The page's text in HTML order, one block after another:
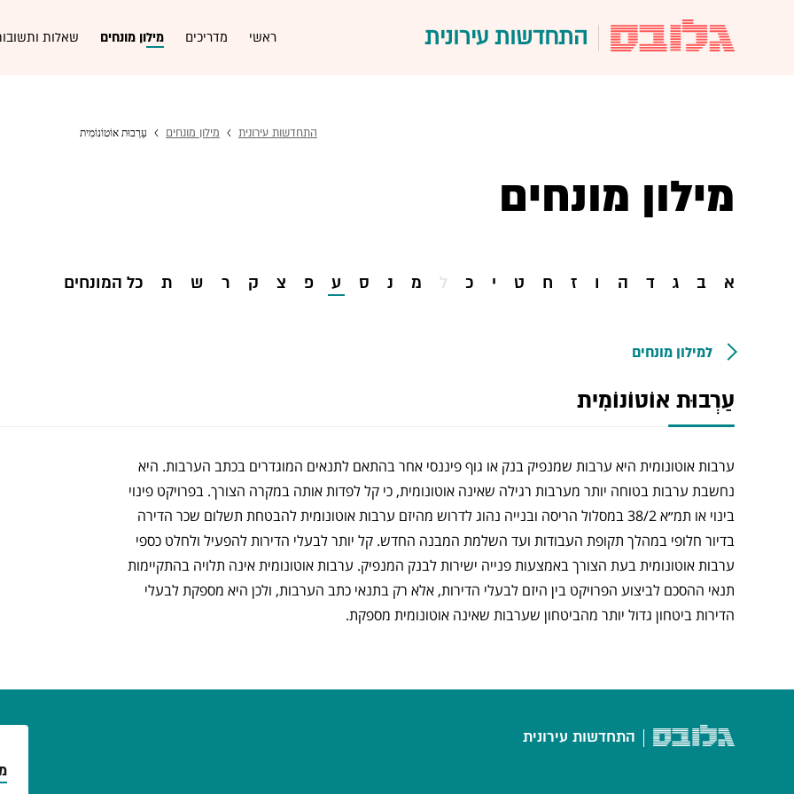
התחדשות עירונית ראשי מדריכים מילון מונחים שאלות
התחדשות עירונית מילון מונחים עַרְבוּת אוֹטוֹנוֹמִית
מילון מונחים
א ב ג ד ה ו ז ח ט י כ ל מ נ ס ע פ צ ק ר ש ת כל המונחים
למילון מונחים
עַרְבוּת אוֹטוֹנוֹמִית
ערבות אוטונומית היא ערבות שמנפיק בנק או גוף פיננסי אחר בהתאם לתנאים המוגדרים בכתב הערבות. היא
נחשבת ערבות בטוחה יותר מערבות רגילה שאינה אוטונומית, כי קל לפדות אותה במקרה הצורך. בפרויקט פינוי
בינוי או תמ״א 38/2 במסלול הריסה ובנייה נהוג לדרוש מהיזם ערבות אוטונומית להבטחת תשלום שכר הדירה
בדיור חלופי במהלך תקופת העבודות ועד השלמת המבנה החדש. קל יותר לבעלי הדירות להפעיל ולחלט כספי
ערבות אוטונומית בעת הצורך באמצעות פנייה ישירות לבנק המנפיק. ערבות אוטונומית אינה תלויה בהתקיימות
תנאי ההסכם לביצוע הפרויקט בין היזם לבעלי הדירות, אלא רק בתנאי כתב הערבות, ולכן היא מספקת לבעלי
הדירות ביטחון גדול יותר מהביטחון שערבות שאינה אוטונומית מספקת.
התחדשות עירונית